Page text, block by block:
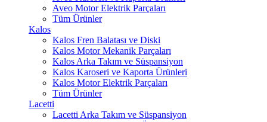
Aveo Motor Elektrik Parçaları
Tüm Ürünler
Kalos
Kalos Fren Balatası ve Diski
Kalos Motor Mekanik Parçaları
Kalos Arka Takım ve Süspansiyon
Kalos Karoseri ve Kaporta Ürünleri
Kalos Motor Elektrik Parçaları
Tüm Ürünler
Lacetti
Lacetti Arka Takım ve Süspansiyon